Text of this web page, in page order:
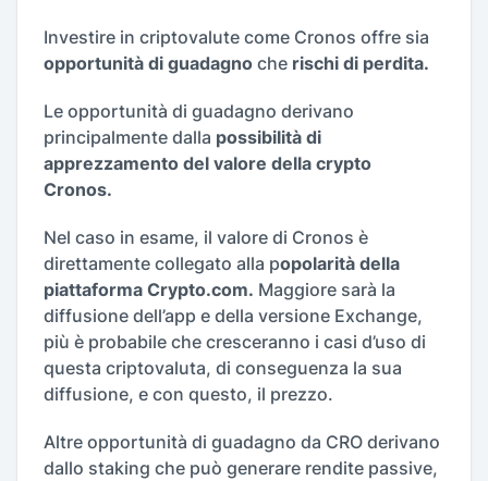
Investire in criptovalute come Cronos offre sia
opportunità di guadagno che rischi di perdita.
Le opportunità di guadagno derivano
principalmente dalla possibilità di
apprezzamento del valore della crypto
Cronos.
Nel caso in esame, il valore di Cronos è
direttamente collegato alla popolarità della
piattaforma Crypto.com. Maggiore sarà la
diffusione dell’app e della versione Exchange,
più è probabile che cresceranno i casi d’uso di
questa criptovaluta, di conseguenza la sua
diffusione, e con questo, il prezzo.
Altre opportunità di guadagno da CRO derivano
dallo staking che può generare rendite passive,